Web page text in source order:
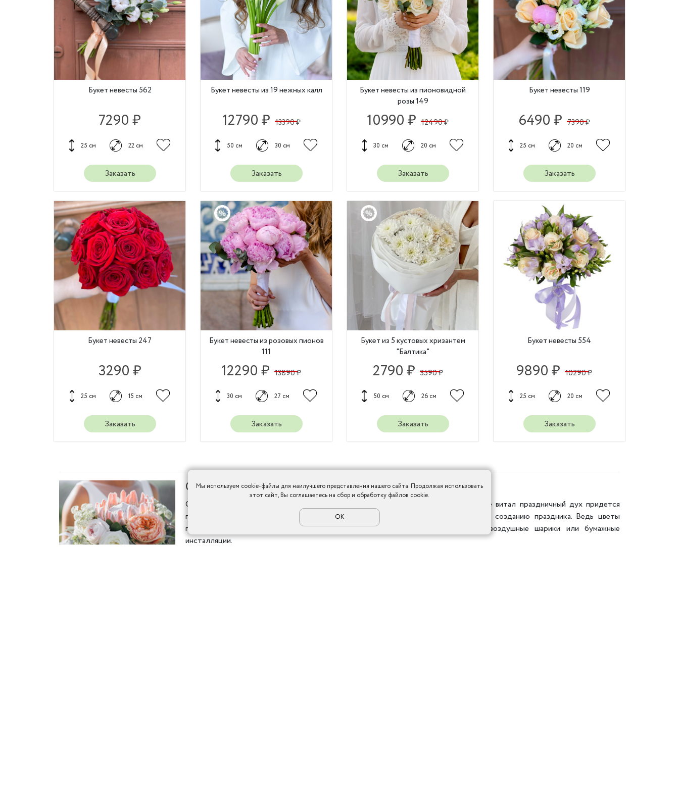
Букет невесты 562
7290 ₽
25 см 22 см
Заказать
Букет невесты из 19 нежных калл
12790 ₽ 13390 ₽
50 см 30 см
Заказать
Букет невесты из пионовидной
розы 149
10990 ₽ 12490 ₽
30 см 20 см
Заказать
Букет невесты 119
6490 ₽ 7390 ₽
25 см 20 см
Заказать
Букет невесты 247
3290 ₽
25 см 15 см
Заказать
Букет невесты из розовых пионов
111
12290 ₽ 13890 ₽
30 см 27 см
Заказать
Букет из 5 кустовых хризантем
"Балтика"
2790 ₽ 3590 ₽
50 см 26 см
Заказать
Букет невесты 554
9890 ₽ 10290 ₽
25 см 20 см
Заказать
Свадьба с живыми цветами
Свадьба - это счастливый день для молодоженов. Но для того, чтобы в воздухе витал праздничный дух придется
потрудиться. Наши флористы с удовольствием возьмут на себя обязанность по созданию праздника. Ведь цветы
прекрасно впишутся в любую обстановку, и смотрятся намного лучше чем воздушные шарики или бумажные
инсталляции.
Мы используем cookie-файлы для наилучшего представления нашего сайта. Продолжая использовать
этот сайт, Вы соглашаетесь на сбор и обработку файлов cookie.
ОК